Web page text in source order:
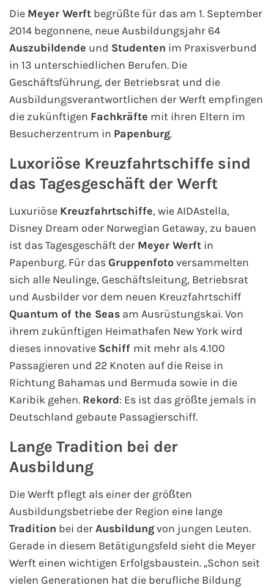
AIDA Kanaren & Madeira
AIDA Nordeuropa
AIDA Norwegen
AIDA Westeuropa
AIDA Ostsee
AIDA Orient
AIDA Adria
AIDA Nordamerika
AIDA Südostasien
AIDA Weltreisen
Alle AIDA Häfen
Mein Schiff Reiseziele
Mein Schiff Karibik
Mein Schiff Kanaren
Mein Schiff Norwegen
Mein Schiff Mittelmeer
Mein Schiff Westeuropa
Mein Schiff Orient
Die Meyer Werft begrüßte für das am 1. September
2014 begonnene, neue Ausbildungsjahr 64
Auszubildende und Studenten im Praxisverbund
in 13 unterschiedlichen Berufen. Die
Geschäftsführung, der Betriebsrat und die
Ausbildungsverantwortlichen der Werft empfingen
die zukünftigen Fachkräfte mit ihren Eltern im
Besucherzentrum in Papenburg.
Luxoriöse Kreuzfahrtschiffe sind
das Tagesgeschäft der Werft
Luxuriöse Kreuzfahrtschiffe, wie AIDAstella,
Disney Dream oder Norwegian Getaway, zu bauen
ist das Tagesgeschäft der Meyer Werft in
Papenburg. Für das Gruppenfotoversammelten
sich alle Neulinge, Geschäftsleitung, Betriebsrat
und Ausbilder vor dem neuen Kreuzfahrtschiff
Quantum of the Seas am Ausrüstungskai. Von
ihrem zukünftigen Heimathafen New York wird
dieses innovative Schiff mit mehr als 4.100
Passagieren und 22 Knoten auf die Reise in
Richtung Bahamas und Bermuda sowie in die
Karibik gehen. Rekord: Es ist das größte jemals in
Deutschland gebaute Passagierschiff.
Lange Tradition bei der
Ausbildung
Die Werft pflegt als einer der größten
Ausbildungsbetriebe der Region eine lange
Tradition bei derAusbildungvon jungen Leuten.
Gerade in diesem Betätigungsfeld sieht die Meyer
Werft einen wichtigen Erfolgsbaustein. „Schon seit
vielen Generationen hat die berufliche Bildung